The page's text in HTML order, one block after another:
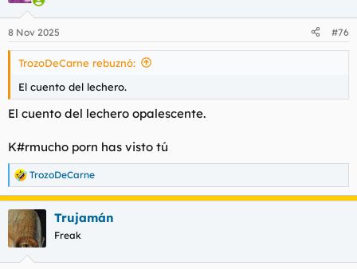
a
d
o
r
d
l
e
a
e
n
i
i
8 Nov 2025 #76
TrozoDeCarne rebuznó:
El cuento del lechero.
El cuento del lechero opalescente.
K#rmucho porn has visto tú
R
e
a
c
c
i
TrozoDeCarne
Trujamán
Freak